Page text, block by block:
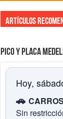
Artículos
Pico y placa
Hoy,
🚗
Sin